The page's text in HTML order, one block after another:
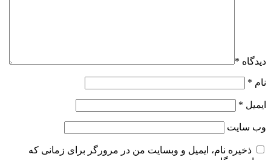
دیدگاه *
نام *
ایمیل *
وب‌ سایت
ذخیره نام، ایمیل و وبسایت من در مرورگر برای زمانی که